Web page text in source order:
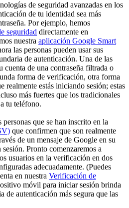
de seguridad avanzadas en los
de tu identidad sea más
Por ejemplo, hemos
seguridad directamente en
nuestra aplicación Google Smart
las personas pueden usar sus
de autenticación. Una de las
cuenta de una contraseña filtrada o
forma de verificación, otra forma
realmente estás iniciando sesión; estas
más fuertes que los tradicionales
tu teléfono.
que se han inscrito en la
que confirmen que son realmente
de un mensaje de Google en su
Pronto comenzaremos a
usuarios en la verificación en dos
adecuadamente. (Puedes
en nuestra Verificación de
móvil para iniciar sesión brinda
de autenticación más segura que las